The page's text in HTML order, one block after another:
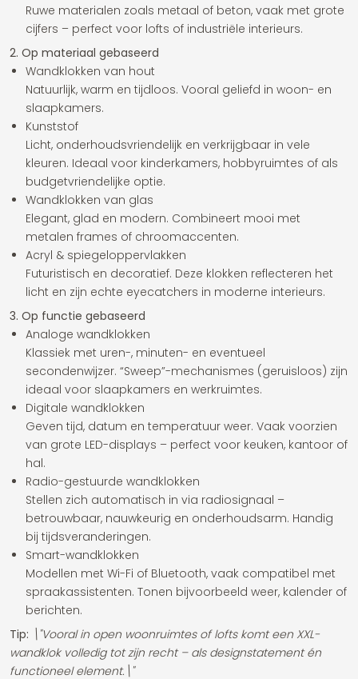
Ruwe materialen zoals metaal of beton, vaak met grote
cijfers – perfect voor lofts of industriële interieurs.
2. Op materiaal gebaseerd
Wandklokken van hout
Natuurlijk, warm en tijdloos. Vooral geliefd in woon- en
slaapkamers.
Kunststof
Licht, onderhoudsvriendelijk en verkrijgbaar in vele
kleuren. Ideaal voor kinderkamers, hobbyruimtes of als
budgetvriendelijke optie.
Wandklokken van glas
Elegant, glad en modern. Combineert mooi met
metalen frames of chroomaccenten.
Acryl & spiegeloppervlakken
Futuristisch en decoratief. Deze klokken reflecteren het
licht en zijn echte eyecatchers in moderne interieurs.
3. Op functie gebaseerd
Analoge wandklokken
Klassiek met uren-, minuten- en eventueel
secondenwijzer. “Sweep”-mechanismes (geruisloos) zijn
ideaal voor slaapkamers en werkruimtes.
Digitale wandklokken
Geven tijd, datum en temperatuur weer. Vaak voorzien
van grote LED-displays – perfect voor keuken, kantoor of
hal.
Radio-gestuurde wandklokken
Stellen zich automatisch in via radiosignaal –
betrouwbaar, nauwkeurig en onderhoudsarm. Handig
bij tijdsveranderingen.
Smart-wandklokken
Modellen met Wi-Fi of Bluetooth, vaak compatibel met
spraakassistenten. Tonen bijvoorbeeld weer, kalender of
berichten.
Tip: \"Vooral in open woonruimtes of lofts komt een XXL-
wandklok volledig tot zijn recht – als designstatement én
functioneel element.\"